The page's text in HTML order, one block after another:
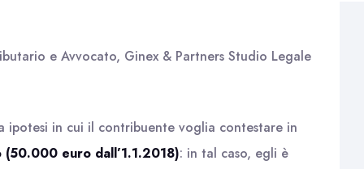
e Avvocato, Ginex & Partners Studio Legale
ipotesi in cui il contribuente voglia contestare in
(50.000 euro dall’1.1.2018): in tal caso, egli è